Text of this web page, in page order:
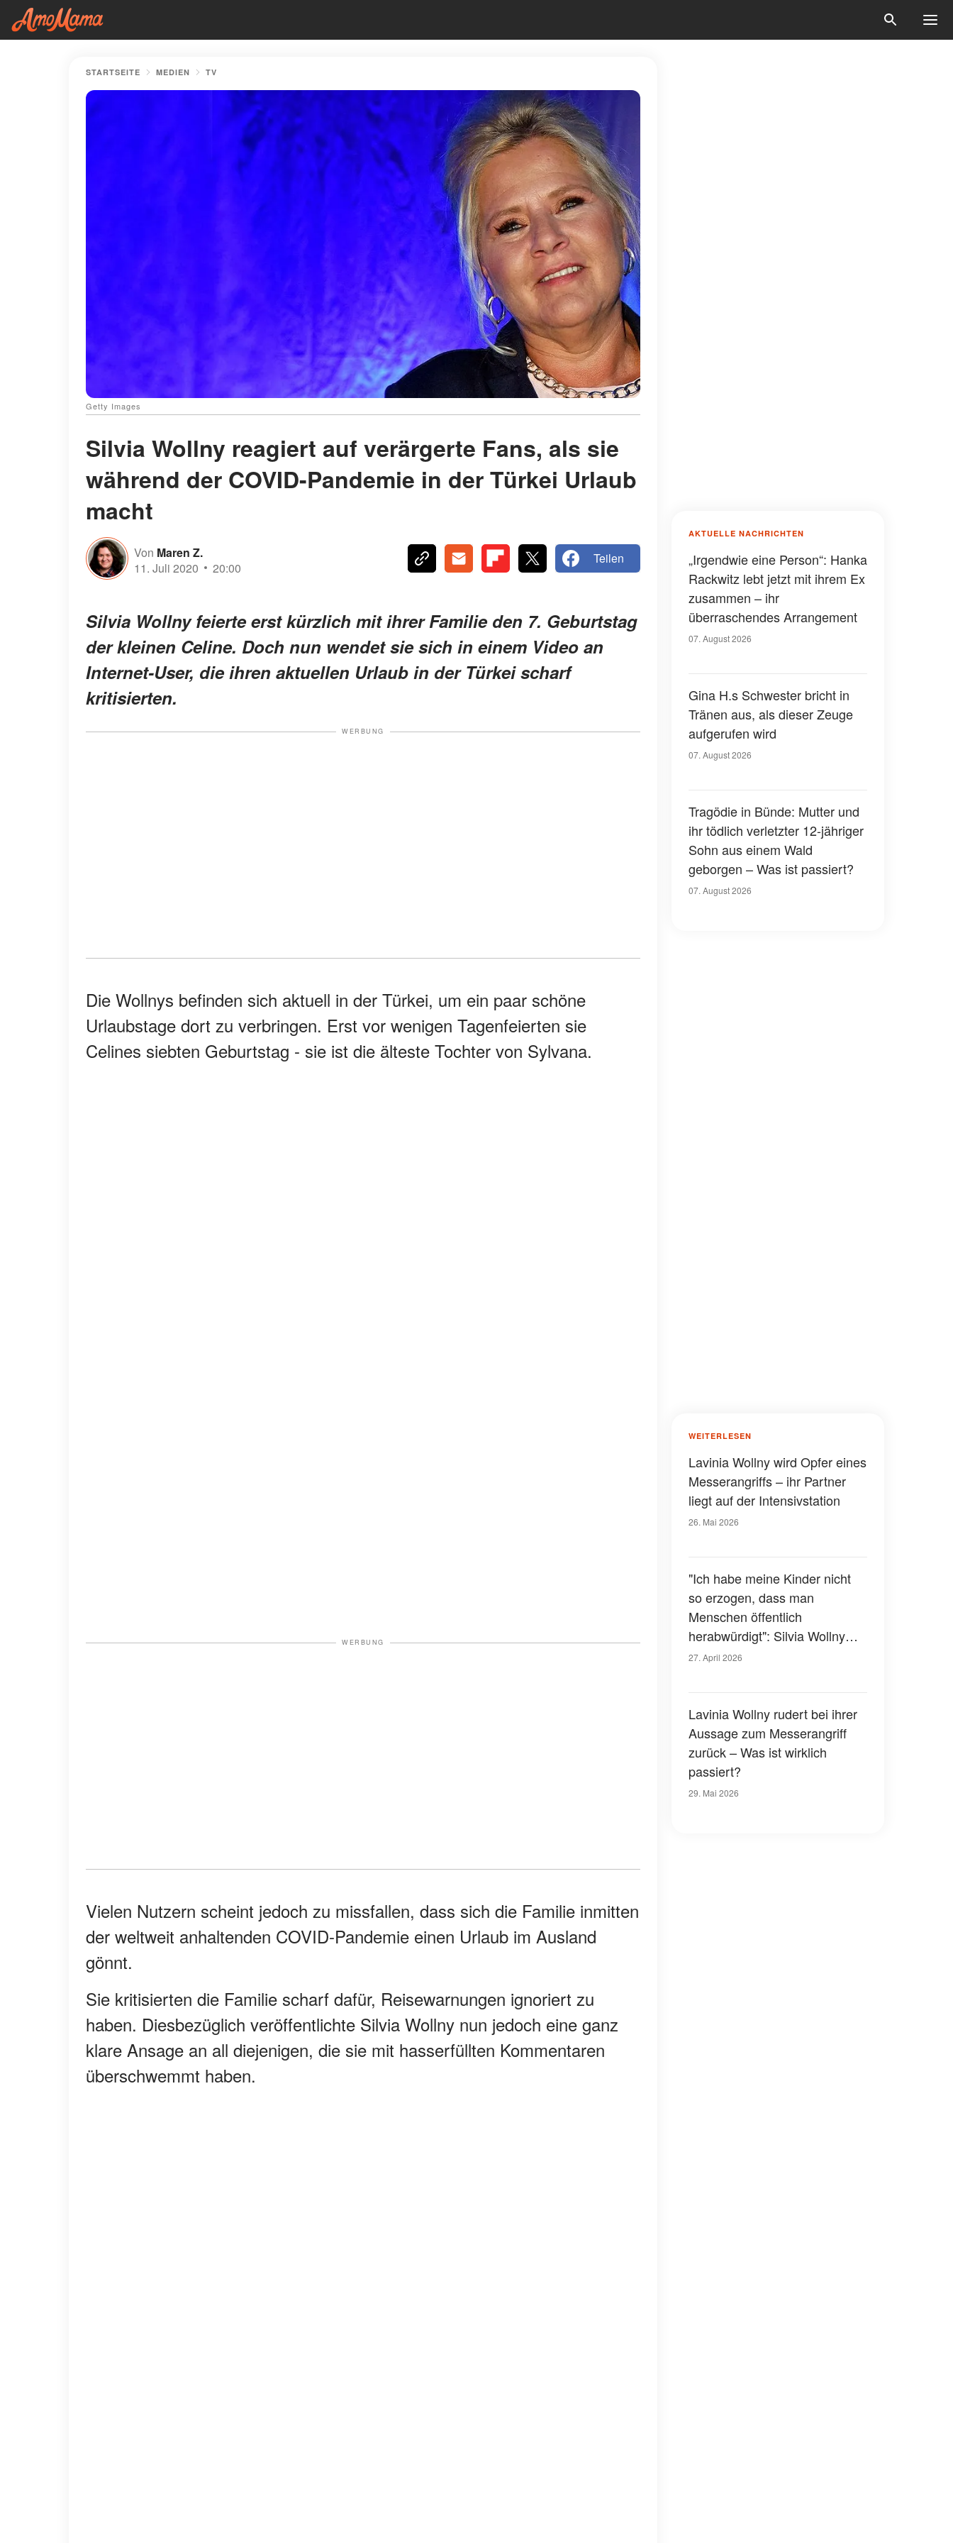
STARTSEITE MEDIEN TV
Getty Images
Silvia Wollny reagiert auf verärgerte Fans, als sie
während der COVID-Pandemie in der Türkei Urlaub
macht
Von Maren Z.
11. Juli 2020
20:00
Teilen
Silvia Wollny feierte erst kürzlich mit ihrer Familie den 7. Geburtstag
der kleinen Celine. Doch nun wendet sie sich in einem Video an
Internet-User, die ihren aktuellen Urlaub in der Türkei scharf
kritisierten.
WERBUNG
Die Wollnys befinden sich aktuell in der Türkei, um ein paar schöne
Urlaubstage dort zu verbringen. Erst vor wenigen Tagenfeierten sie
Celines siebten Geburtstag - sie ist die älteste Tochter von Sylvana.
WERBUNG
Vielen Nutzern scheint jedoch zu missfallen, dass sich die Familie inmitten
der weltweit anhaltenden COVID-Pandemie einen Urlaub im Ausland
gönnt.
Sie kritisierten die Familie scharf dafür, Reisewarnungen ignoriert zu
haben. Diesbezüglich veröffentlichte Silvia Wollny nun jedoch eine ganz
klare Ansage an all diejenigen, die sie mit hasserfüllten Kommentaren
überschwemmt haben.
AKTUELLE NACHRICHTEN
„Irgendwie eine Person“: Hanka
Rackwitz lebt jetzt mit ihrem Ex
zusammen – ihr
überraschendes Arrangement
07. August 2026
Gina H.s Schwester bricht in
Tränen aus, als dieser Zeuge
aufgerufen wird
07. August 2026
Tragödie in Bünde: Mutter und
ihr tödlich verletzter 12-jähriger
Sohn aus einem Wald
geborgen – Was ist passiert?
07. August 2026
WEITERLESEN
Lavinia Wollny wird Opfer eines
Messerangriffs – ihr Partner
liegt auf der Intensivstation
26. Mai 2026
"Ich habe meine Kinder nicht
so erzogen, dass man
Menschen öffentlich
herabwürdigt": Silvia Wollny
weist die Vorwürfe ihrer Kinder
27. April 2026
Lavinia Wollny rudert bei ihrer
Aussage zum Messerangriff
zurück – Was ist wirklich
passiert?
29. Mai 2026